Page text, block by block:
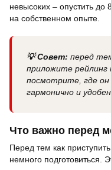
невысоких – опустить до
на собственном опыте.
💡 Совет: перед
приложите рейлинг
посмотрите, где
гармонично и
Что важно перед
Перед тем как
немного подготовиться.